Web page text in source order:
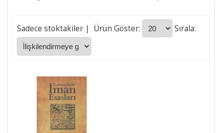
Sadece stoktakiler| Ürün Göster: Sırala:
Kitap
1.SINIF
2.SINIF
4.SINIF
Kitaplar
Kitaplar-